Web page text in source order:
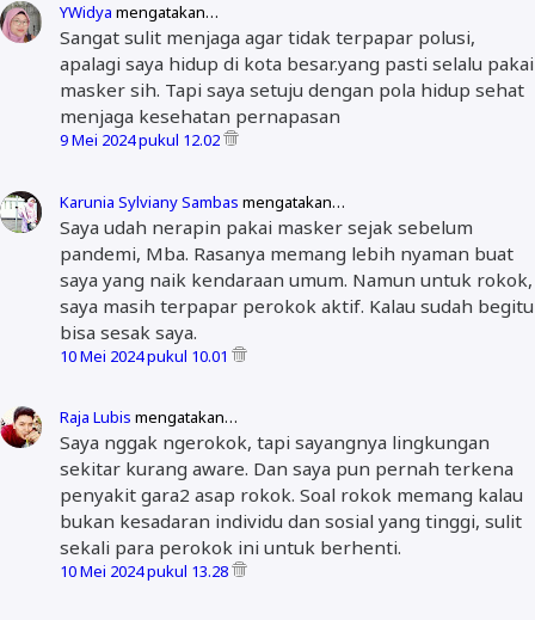
YWidya mengatakan…
Sangat sulit menjaga agar tidak terpapar polusi,
apalagi saya hidup di kota besar.yang pasti selalu pakai
masker sih. Tapi saya setuju dengan pola hidup sehat
menjaga kesehatan pernapasan
9 Mei 2024 pukul 12.02
Karunia Sylviany Sambas mengatakan…
Saya udah nerapin pakai masker sejak sebelum
pandemi, Mba. Rasanya memang lebih nyaman buat
saya yang naik kendaraan umum. Namun untuk rokok,
saya masih terpapar perokok aktif. Kalau sudah begitu
bisa sesak saya.
10 Mei 2024 pukul 10.01
Raja Lubis mengatakan…
Saya nggak ngerokok, tapi sayangnya lingkungan
sekitar kurang aware. Dan saya pun pernah terkena
penyakit gara2 asap rokok. Soal rokok memang kalau
bukan kesadaran individu dan sosial yang tinggi, sulit
sekali para perokok ini untuk berhenti.
10 Mei 2024 pukul 13.28